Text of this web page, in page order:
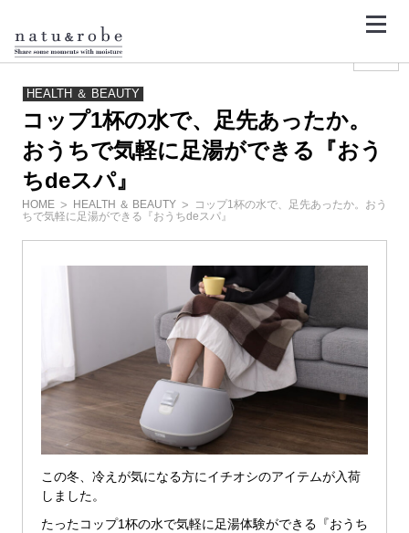
ツ
HEALTH ＆ BEAUTY
コップ1杯の水で、足先あったか。
おうちで気軽に足湯ができる『おう
ちdeスパ』
HOME HEALTH ＆ BEAUTY
コップ1杯の水で、足先あったか。おう
ちで気軽に足湯ができる『おうちdeスパ』
この冬、冷えが気になる方にイチオシのアイテムが入荷
しました。
たったコップ1杯の水で気軽に足湯体験ができる『おうち